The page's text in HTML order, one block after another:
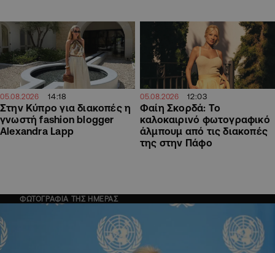
05.08.2026 14:18
Στην Κύπρο για διακοπές η
γνωστή fashion blogger
Alexandra Lapp
05.08.2026 12:03
Φαίη Σκορδά: Το
καλοκαιρινό φωτογραφικό
άλμπουμ από τις διακοπές
της στην Πάφο
ΦΩΤΟΓΡΑΦΙΑ ΤΗΣ ΗΜΕΡΑΣ